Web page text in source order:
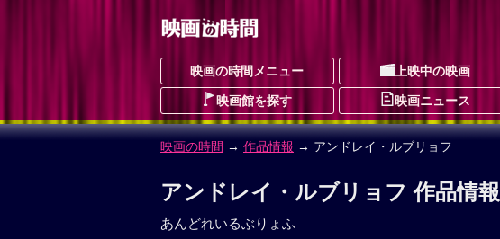
映画の時間メニュー 上映中の映画
映画館を探す 映画ニュース
映画の時間 → 作品情報 → アンドレイ・ルブリョフ
アンドレイ・ルブリョフ 作品情報
あんどれいるぶりょふ